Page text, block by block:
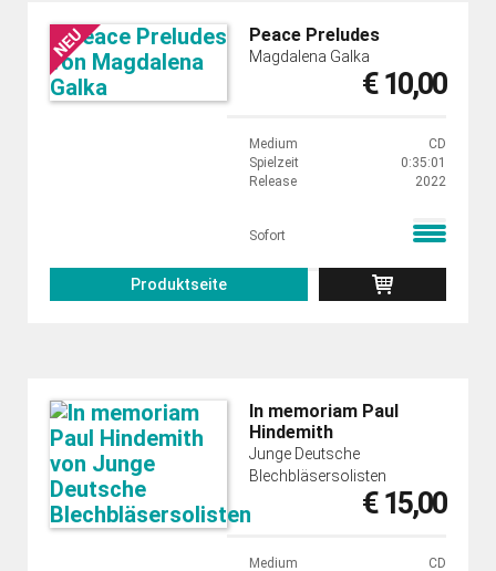
Peace Preludes
Magdalena Galka
€ 10,00
Medium
CD
Spielzeit
0:35:01
Release
2022
Sofort
Produktseite
In memoriam Paul
Hindemith
Junge Deutsche
Blechbläsersolisten
€ 15,00
Medium
CD